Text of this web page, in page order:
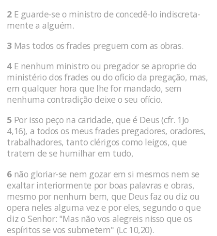
2 E guarde-se o ministro de concedê-lo indiscreta-
mente a alguém.
3 Mas todos os frades preguem com as obras.
4E nenhum ministro ou pregador se aproprie do
ministério dos frades ou do ofício da pregação, mas,
em qualquer hora que lhe for mandado, sem
nenhuma contradição deixe o seu ofício.
5 Por isso peço na caridade, que é Deus (cfr. 1Jo
4,16), a todos os meus frades pregadores, oradores,
trabalhadores, tanto clérigos como leigos, que
tratem de se humilhar em tudo,
6 não gloriar-se nem gozar em si mesmos nem se
exaltar interiormente por boas palavras e obras,
mesmo por nenhum bem, que Deus faz ou diz ou
opera neles alguma vez e por eles, segundo o que
diz o Senhor: "Mas não vos alegreis nisso que os
espíritos se vos submetem" (Lc 10,20).